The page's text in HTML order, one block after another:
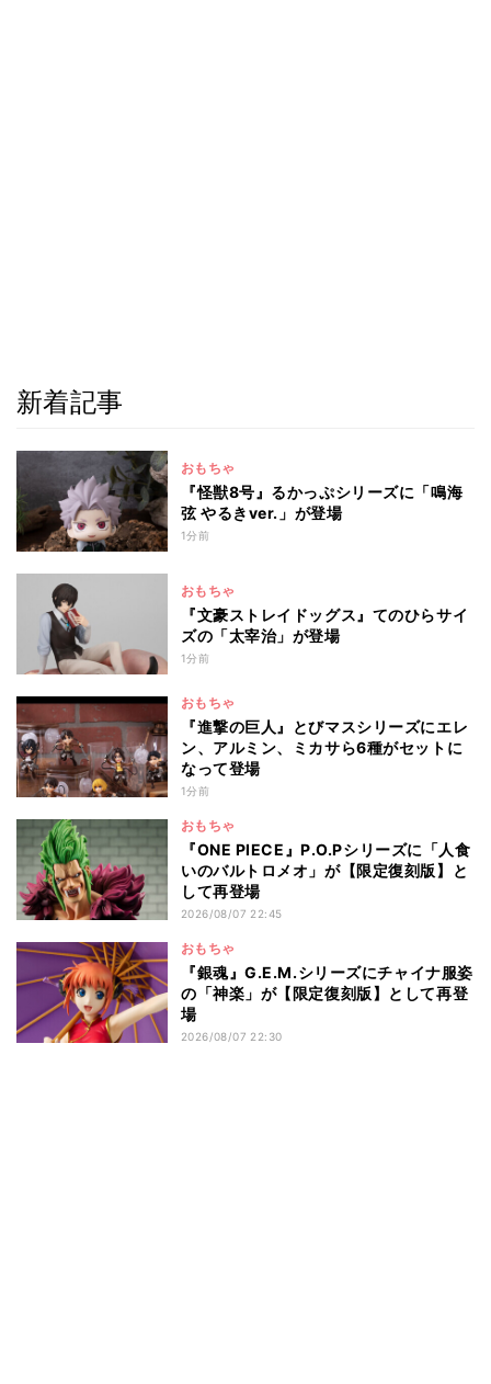
新着記事
おもちゃ
『怪獣8号』るかっぷシリーズに「鳴海
弦 やるきver.」が登場
1分前
おもちゃ
『文豪ストレイドッグス』てのひらサイ
ズの「太宰治」が登場
1分前
おもちゃ
『進撃の巨人』とびマスシリーズにエレ
ン、アルミン、ミカサら6種がセットに
なって登場
1分前
おもちゃ
『ONE PIECE』P.O.Pシリーズに「人食
いのバルトロメオ」が【限定復刻版】と
して再登場
2026/08/07 22:45
おもちゃ
『銀魂』G.E.M.シリーズにチャイナ服姿
の「神楽」が【限定復刻版】として再登
場
2026/08/07 22:30